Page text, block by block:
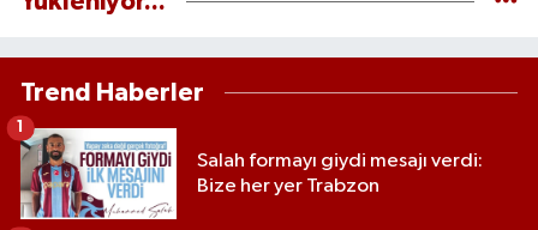
Trend Haberler
Salah formayı giydi mesajı verdi:
Bize her yer Trabzon